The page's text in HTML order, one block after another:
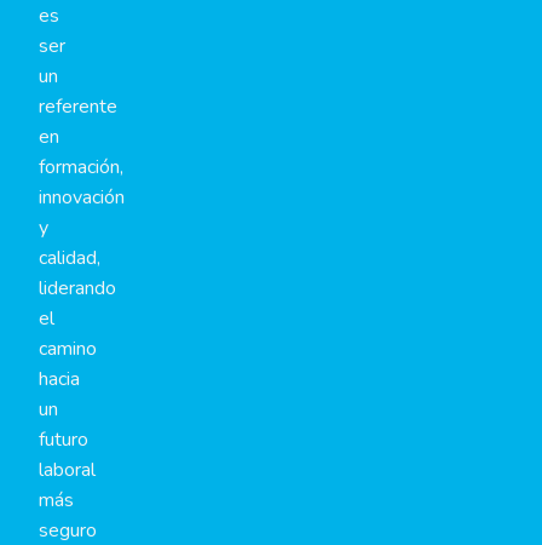
es
ser
un
referente
en
formación,
innovación
y
calidad,
liderando
el
camino
hacia
un
futuro
laboral
más
seguro